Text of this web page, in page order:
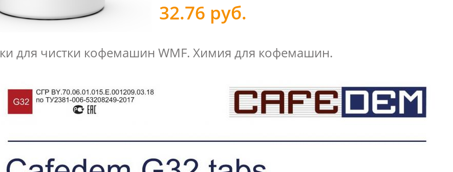
32.76 руб.
для чистки кофемашин WMF. Химия для кофемашин.